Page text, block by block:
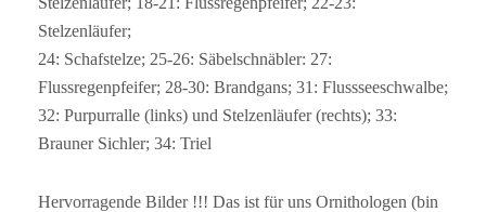
Stelzenläufer;
24: Schafstelze; 25-26: Säbelschnäbler: 27:
Flussregenpfeifer; 28-30: Brandgans; 31: Flussseeschwalbe;
32: Purpurralle (links) und Stelzenläufer (rechts); 33:
Brauner Sichler; 34: Triel
Hervorragende Bilder !!! Das ist für uns Ornithologen (bin